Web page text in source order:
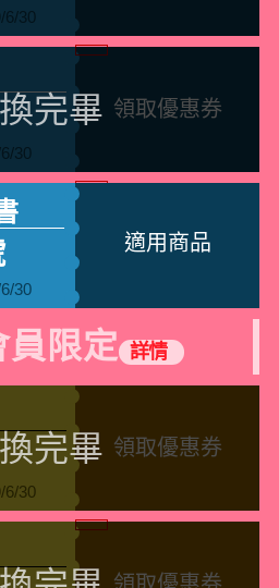
6/30
30
領取優惠券
30
適用商品
員限定 詳情
6/30
領取優惠券